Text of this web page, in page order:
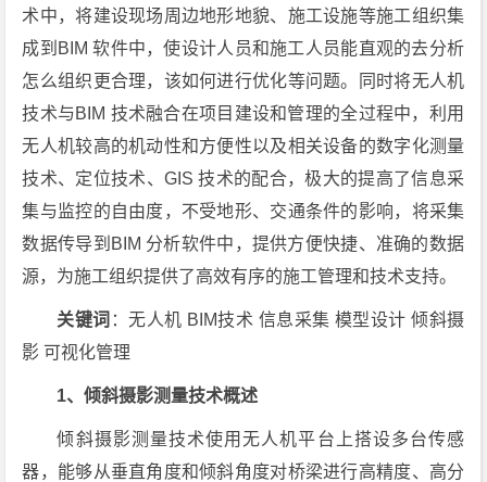
术中，将建设现场周边地形地貌、施工设施等施工组织集
成到BIM 软件中，使设计人员和施工人员能直观的去分析
怎么组织更合理，该如何进行优化等问题。同时将无人机
技术与BIM 技术融合在项目建设和管理的全过程中，利用
无人机较高的机动性和方便性以及相关设备的数字化测量
技术、定位技术、GIS 技术的配合，极大的提高了信息采
集与监控的自由度，不受地形、交通条件的影响，将采集
数据传导到BIM 分析软件中，提供方便快捷、准确的数据
源，为施工组织提供了高效有序的施工管理和技术支持。
关键词 ：无人机 BIM技术 信息采集 模型设计 倾斜摄
影 可视化管理
1、倾斜摄影测量技术概述
倾斜摄影测量技术使用无人机平台上搭设多台传感
器，能够从垂直角度和倾斜角度对桥梁进行高精度、高分